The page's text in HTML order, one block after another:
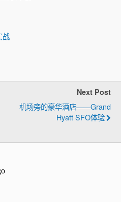
战
Next Post
机场旁的豪华酒店——Grand
Hyatt SFO体验